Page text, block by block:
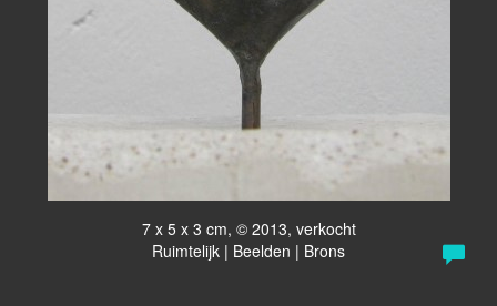
7 x 5 x 3 cm, © 2013, verkocht
Ruimtelijk | Beelden | Brons